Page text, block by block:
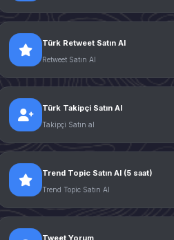
Türk Retweet Satın Al
Retweet Satın Al
Türk Takipçi Satın Al
Takipçi Satın al
Trend Topic Satın Al (5 saat)
Trend Topic Satın Al